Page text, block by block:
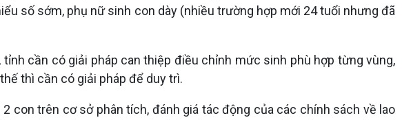
số sớm, phụ nữ sinh con dày (nhiều trường hợp mới 24 tuổi nhưng đã
cần có giải pháp can thiệp điều chỉnh mức sinh phù hợp từng vùng,
thì cần có giải pháp để duy trì.
con trên cơ sở phân tích, đánh giá tác động của các chính sách về lao